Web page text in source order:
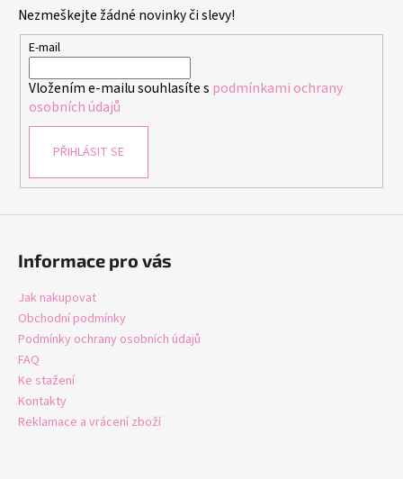
Nezmeškejte žádné novinky či slevy!
E-mail
Vložením e-mailu souhlasíte s podmínkami ochrany
osobních údajů
PŘIHLÁSIT SE
Informace pro vás
Jak nakupovat
Obchodní podmínky
Podmínky ochrany osobních údajů
FAQ
Ke stažení
Kontakty
Reklamace a vrácení zboží